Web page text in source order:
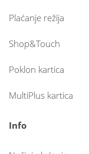
Plaćanje režija
Shop&Touch
Poklon kartica
MultiPlus kartica
Info